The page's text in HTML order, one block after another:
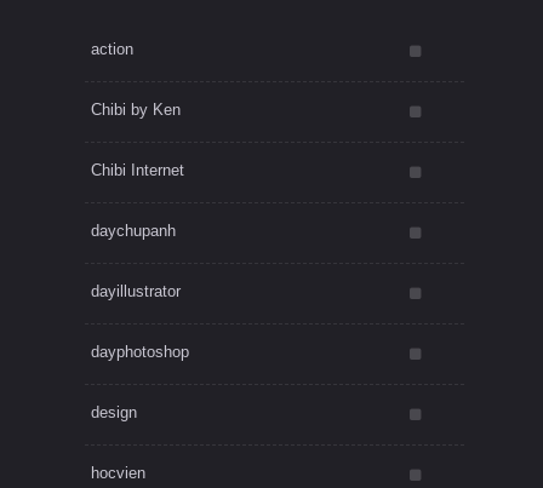
action
Chibi by Ken
Chibi Internet
daychupanh
dayillustrator
dayphotoshop
design
hocvien